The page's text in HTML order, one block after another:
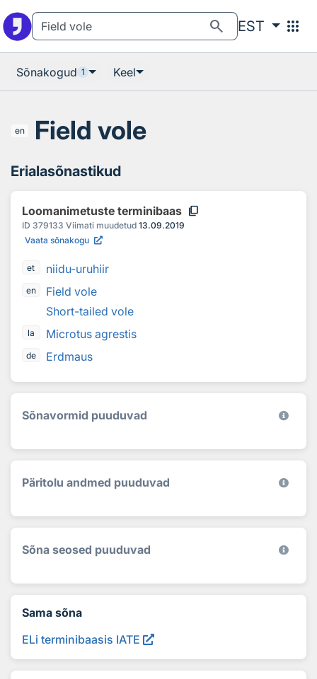
search EST apps
Sõnakogud 1 Keel
en Field vole
Erialasõnastikud
Loomanimetuste terminibaas content_copy
ID 379133 Viimati muudetud 13.09.2019
Vaata sõnakogu
et niidu-uruhiir
en
Field vole
Short-tailed vole
la Microtus agrestis
de Erdmaus
Sõnavormid puuduvad
Päritolu andmed puuduvad
Sõna seosed puuduvad
Sama sõna
ELi terminibaasis IATE